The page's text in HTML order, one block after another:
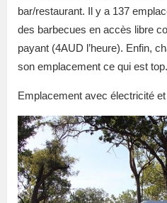
bar/restaurant. Il y a 137
des barbecues en accès libre
payant (4AUD l’heure). Enfin,
son emplacement ce qui est top.
Emplacement avec électricité